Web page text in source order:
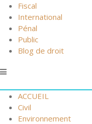
Fiscal
International
Pénal
Public
Blog de droit
ACCUEIL
Civil
Environnement